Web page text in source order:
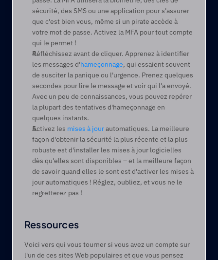
sécurité, des SMS ou une application pour s'assurer
que c'est bien vous, même si un pirate accède à
votre mot de passe. Activez la MFA pour tout compte
qui le permet !
Réfléchissez avant de cliquer. Apprenez à identifier
les messages d'hameçonnage, qui essaient souvent
de susciter la panique ou l'urgence. Prenez quelques
secondes pour lire le message et voir qui l'a envoyé.
Avec un peu de connaissances, vous pouvez repérer
la plupart des tentatives d'hameçonnage en
quelques instants.
Activez les mises à jour automatiques. La meilleure
façon d'obtenir la sécurité la plus récente et la plus
robuste est d'installer les mises à jour logicielles
dès qu'elles sont disponibles – et la meilleure façon
de savoir quand elles le sont est d'activer les mises à
jour automatiques ! Réglez, oubliez, et vous ne le
regretterez pas !
Ressources
Voici vers qui vous tourner si vous avez un compte sur
l'un de ces sites Web populaires et que vous pensez